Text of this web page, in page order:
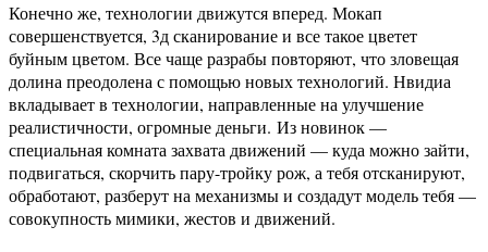
Конечно же, технологии движутся вперед. Мокап
совершенствуется, 3д сканирование и все такое цветет
буйным цветом. Все чаще разрабы повторяют, что зловещая
долина преодолена с помощью новых технологий. Нвидиа
вкладывает в технологии, направленные на улучшение
реалистичности, огромные деньги. Из новинок —
специальная комната захвата движений — куда можно зайти,
подвигаться, скорчить пару-тройку рож, а тебя отсканируют,
обработают, разберут на механизмы и создадут модель тебя —
совокупность мимики, жестов и движений.